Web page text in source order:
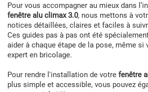
Pour vous accompagner au mieux dans
fenêtre alu climax 3.0, nous mettons à
notices détaillées, claires et faciles à
Ces guides pas à pas ont été
aider à chaque étape de la pose, même si
expert en bricolage.
Pour rendre l'installation de votre fenêtre
plus simple et accessible, vous pouvez